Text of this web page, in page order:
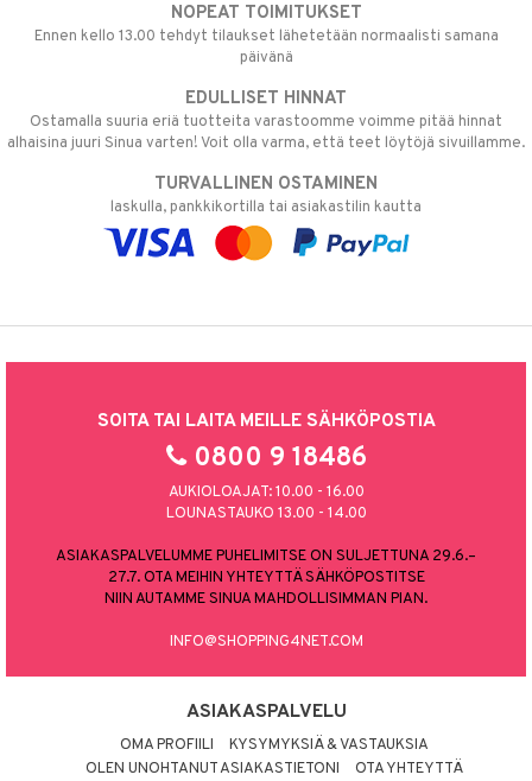
NOPEAT TOIMITUKSET
Ennen kello 13.00 tehdyt tilaukset lähetetään normaalisti samana
päivänä
EDULLISET HINNAT
Ostamalla suuria eriä tuotteita varastoomme voimme pitää hinnat
alhaisina juuri Sinua varten! Voit olla varma, että teet löytöjä sivuillamme.
TURVALLINEN OSTAMINEN
laskulla, pankkikortilla tai asiakastilin kautta
SOITA TAI LAITA MEILLE SÄHKÖPOSTIA
0800 9 18486
AUKIOLOAJAT: 10.00 - 16.00
LOUNASTAUKO 13.00 - 14.00
ASIAKASPALVELUMME PUHELIMITSE ON SULJETTUNA 29.6.–
27.7. OTA MEIHIN YHTEYTTÄ SÄHKÖPOSTITSE
NIIN AUTAMME SINUA MAHDOLLISIMMAN PIAN.
INFO@SHOPPING4NET.COM
ASIAKASPALVELU
OMA PROFIILI
KYSYMYKSIÄ & VASTAUKSIA
OLEN UNOHTANUT ASIAKASTIETONI
OTA YHTEYTTÄ